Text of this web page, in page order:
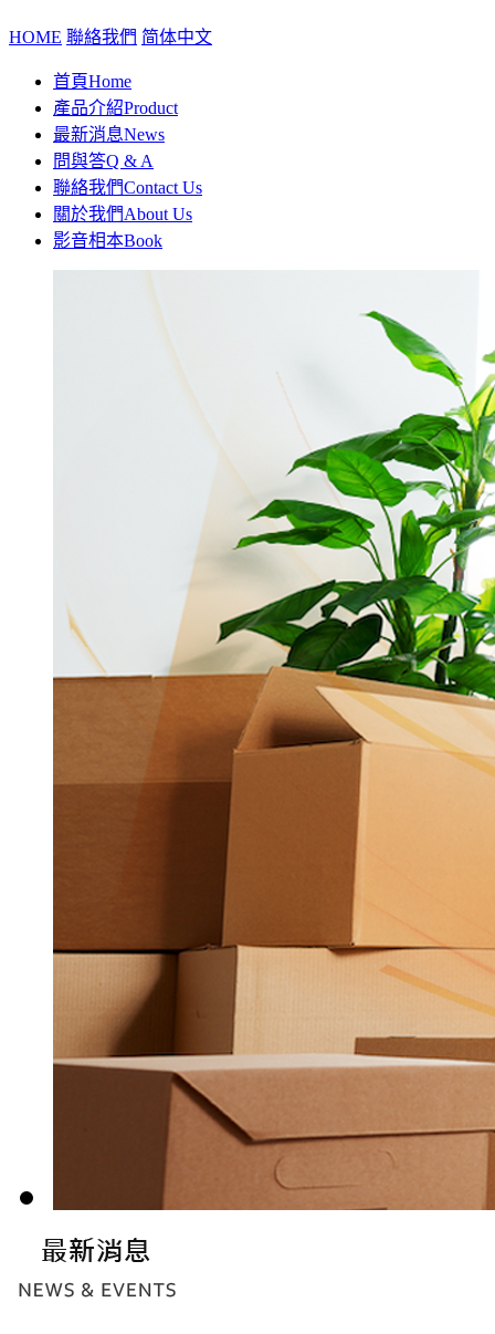
HOME 聯絡我們 简体中文
首頁Home
產品介紹Product
最新消息News
問與答Q & A
聯絡我們Contact Us
關於我們About Us
影音相本Book